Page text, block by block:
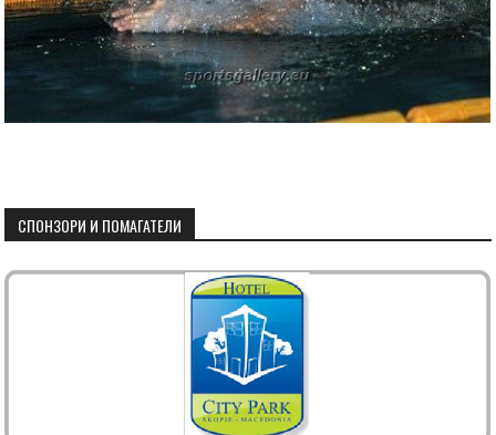
СПОНЗОРИ И ПОМАГАТЕЛИ